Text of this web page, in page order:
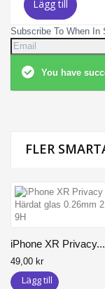
Lägg till
Subscribe To When In
You have
FLER
iPhone XR Privacy...
49,00 kr
Lägg till